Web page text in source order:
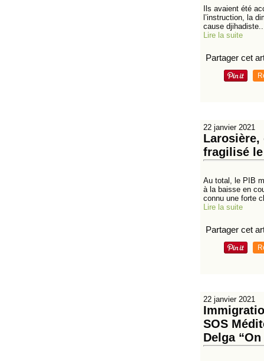
Ils avaient été
l’instruction, la
cause
Lire la suite
Partager cet
22 janvier 2021
fragilisé
Au total, le PIB
à la baisse en
connu une forte
Lire la suite
Partager cet
22 janvier 2021
SOS
Delga